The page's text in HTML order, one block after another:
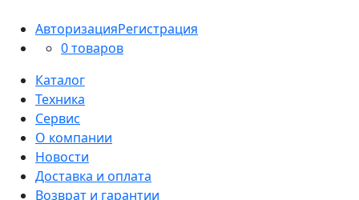
АвторизацияРегистрация
0 товаров
Каталог
Техника
Сервис
О компании
Новости
Доставка и оплата
Возврат и гарантии